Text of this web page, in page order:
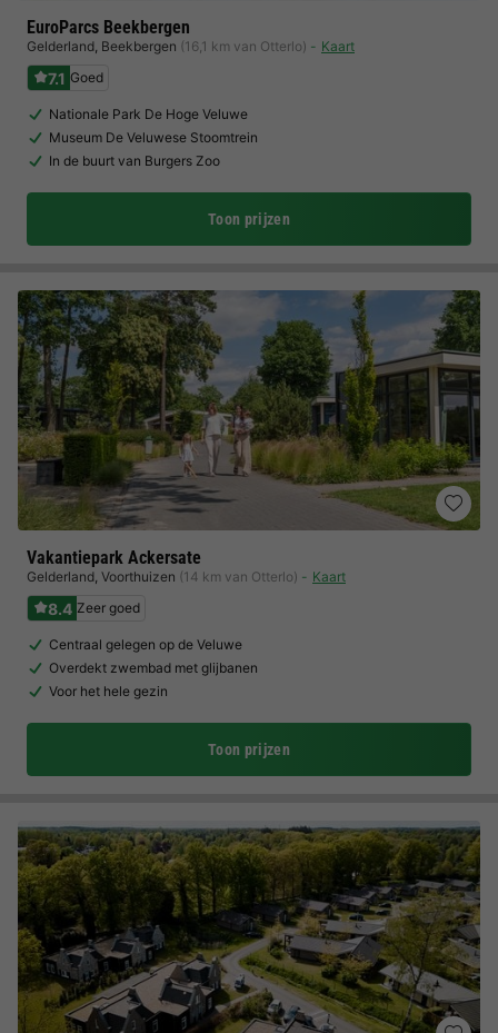
EuroParcs Beekbergen
Gelderland, Beekbergen (16,1 km van Otterlo) Kaart
7.1 Goed
Nationale Park De Hoge Veluwe
Museum De Veluwese Stoomtrein
In de buurt van Burgers Zoo
Toon prijzen
Vakantiepark Ackersate
Gelderland, Voorthuizen (14 km van Otterlo) Kaart
8.4 Zeer goed
Centraal gelegen op de Veluwe
Overdekt zwembad met glijbanen
Voor het hele gezin
Toon prijzen